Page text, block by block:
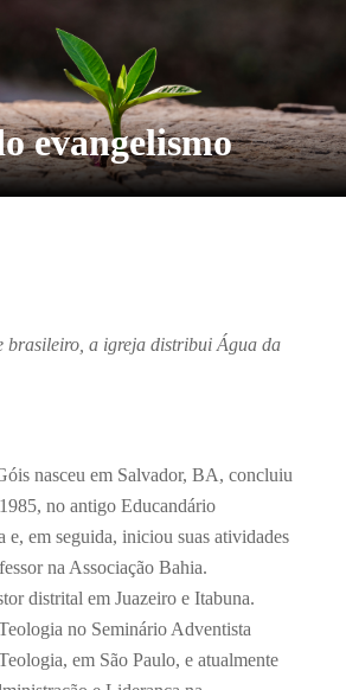
evangelismo
brasileiro, a igreja distribui Água da
nasceu em Salvador, BA, concluiu
no antigo Educandário
e, em seguida, iniciou suas atividades
na Associação Bahia.
distrital em Juazeiro e Itabuna.
no Seminário Adventista
em São Paulo, e atualmente